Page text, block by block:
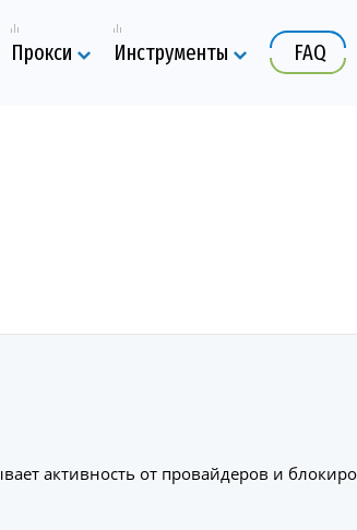
Прокси Инструменты FAQ
активность от провайдеров и